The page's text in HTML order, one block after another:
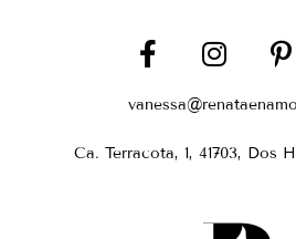
Ca. Terracota, 1, 41703, Dos